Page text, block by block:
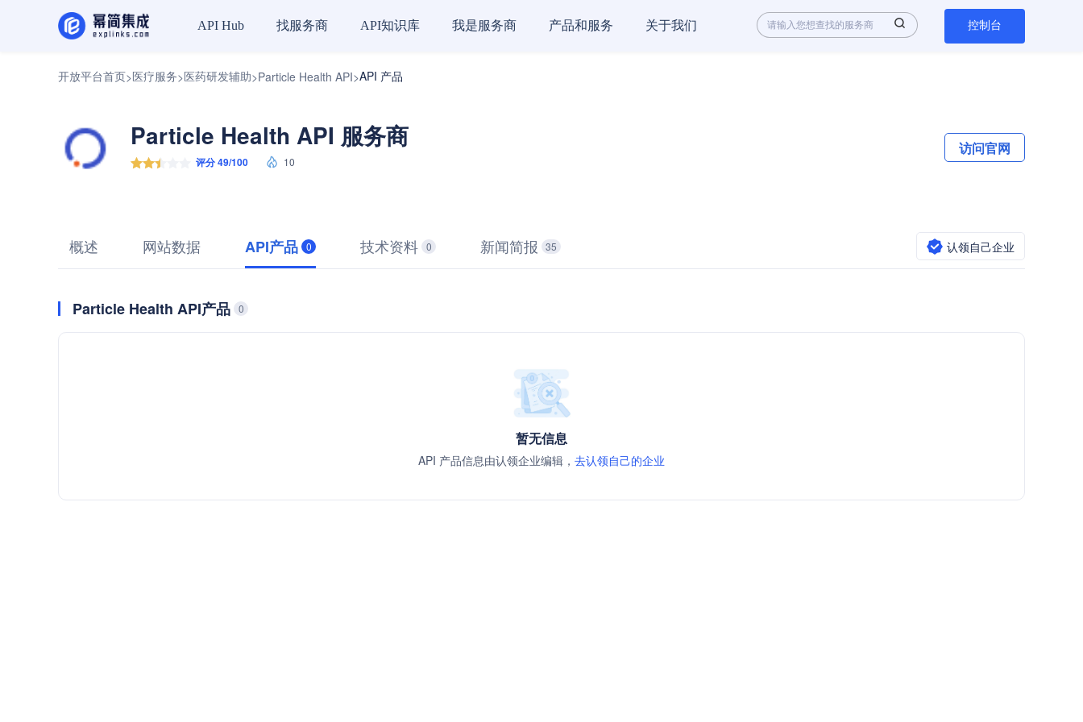
API Hub 找服务商 API知识库 我是服务商 产品和服务 关于我们 控制台
开放平台首页>医疗服务>医药研发辅助>Particle Health API>API 产品
Particle Health API 服务商
评分 49/100 10
访问官网
概述 网站数据 API产品 0 技术资料 0 新闻简报 35 认领自己企业
Particle Health API产品 0
暂无信息
API 产品信息由认领企业编辑， 去认领自己的企业